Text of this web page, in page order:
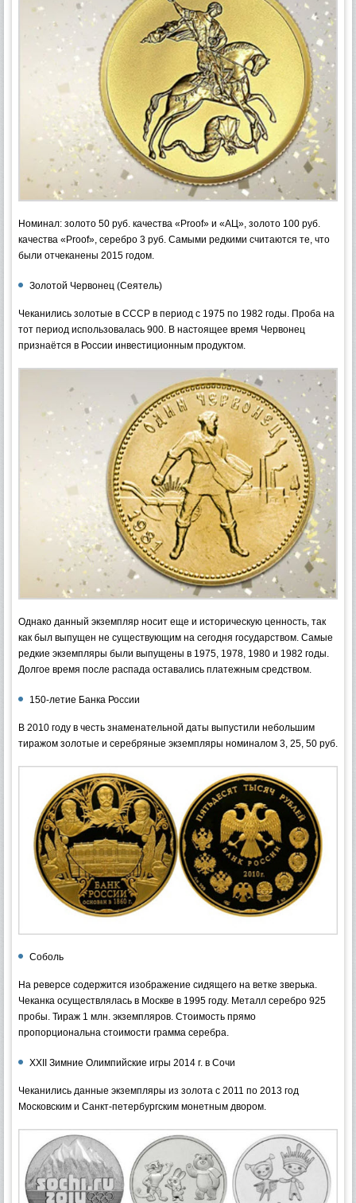
Номинал: золото 50 руб. качества «Proof» и «АЦ», золото 100 руб.
качества «Proof», серебро 3 руб. Самыми редкими считаются те, что
были отчеканены 2015 годом.
Золотой Червонец (Сеятель)
Чеканились золотые в СССР в период с 1975 по 1982 годы. Проба на
тот период использовалась 900. В настоящее время Червонец
признаётся в России инвестиционным продуктом.
Однако данный экземпляр носит еще и историческую ценность, так
как был выпущен не существующим на сегодня государством. Самые
редкие экземпляры были выпущены в 1975, 1978, 1980 и 1982 годы.
Долгое время после распада оставались платежным средством.
150-летие Банка России
В 2010 году в честь знаменательной даты выпустили небольшим
тиражом золотые и серебряные экземпляры номиналом 3, 25, 50 руб.
Соболь
На реверсе содержится изображение сидящего на ветке зверька.
Чеканка осуществлялась в Москве в 1995 году. Металл серебро 925
пробы. Тираж 1 млн. экземпляров. Стоимость прямо
пропорциональна стоимости грамма серебра.
XXII Зимние Олимпийские игры 2014 г. в Сочи
Чеканились данные экземпляры из золота с 2011 по 2013 год
Московским и Санкт-петербургским монетным двором.